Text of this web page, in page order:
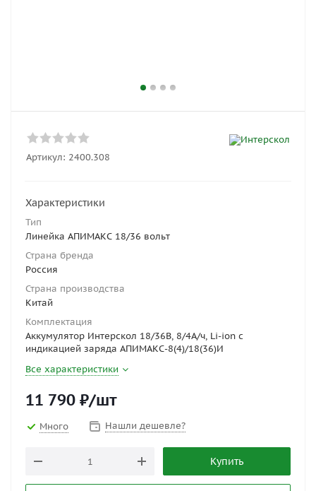
Артикул: 2400.308
Характеристики
Тип
Линейка АПИМАКС 18/36 вольт
Страна бренда
Россия
Страна производства
Китай
Комплектация
Аккумулятор Интерскол 18/36В, 8/4А/ч, Li-ion с
индикацией заряда АПИМАКС-8(4)/18(36)И
Все характеристики
11 790 ₽/шт
Много Нашли дешевле?
Купить